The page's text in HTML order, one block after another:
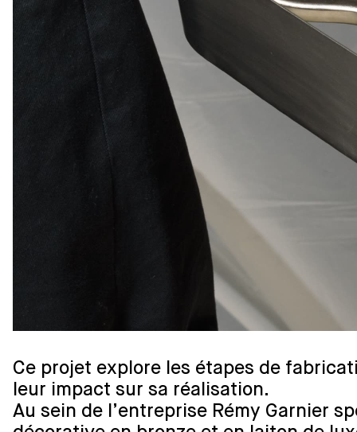
Ce projet explore les étapes de
leur impact sur sa réalisation.
Au sein de l’entreprise Rémy Garnier